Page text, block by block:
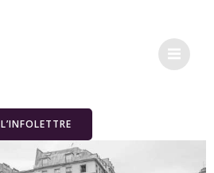
L’INFOLETTRE